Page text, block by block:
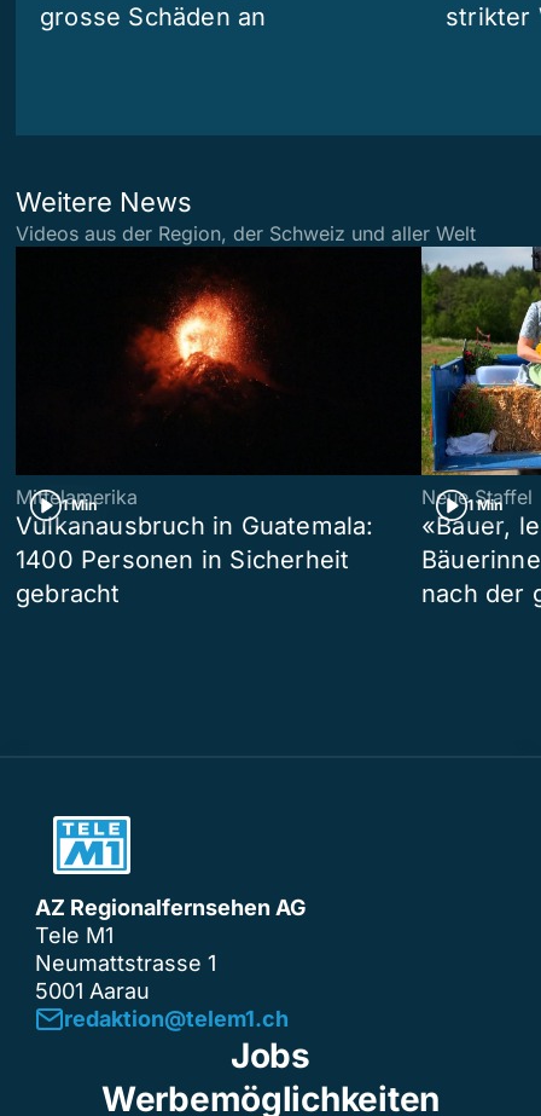
grosse Schäden an
strikter
Weitere News
Videos aus der Region, der Schweiz und aller Welt
1 Min
Mittelamerika
Vulkanausbruch in Guatemala:
1400 Personen in Sicherheit
gebracht
1 Min
Neue Staffel
«Bauer,
nach der
AZ Regionalfernsehen AG
Tele M1
Neumattstrasse 1
5001 Aarau
redaktion@telem1.ch
Jobs
Werbemöglichkeiten